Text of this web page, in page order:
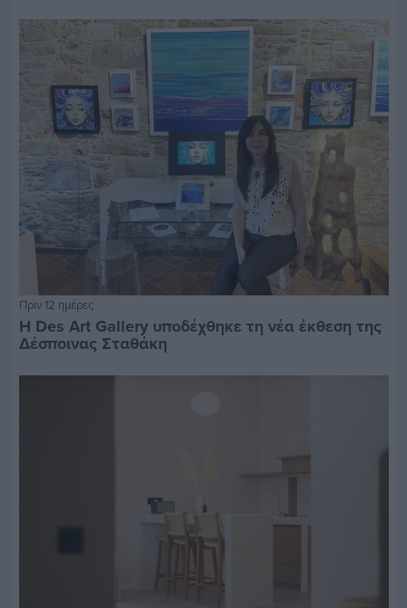
Πριν 12 ημέρες
Η Des Art Gallery υποδέχθηκε τη νέα έκθεση της
Δέσποινας Σταθάκη